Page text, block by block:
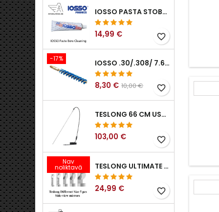
IOSSO PASTA STOBRA TĪRĪŠANAI
14,99 € favorite_border
-17% IOSSO .30/.308/ 7.62MM ELIMINATOR BLUE NYFLEX IEROČU URBUMU TĪRĪŠANAS BIRSTES .30/.308/ 7.62MM
8,30 € 10,00 € favorite_border
TESLONG 66 CM USB BOROSKOPS
103,00 € favorite_border
Nav
noliktavā TESLONG ULTIMATE SĀNSKATA ENDOSKOPA SPOGUĻU KOMPLEKTS (5 GAB.)
24,99 € favorite_border